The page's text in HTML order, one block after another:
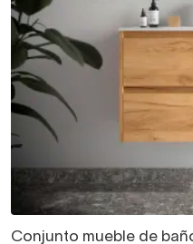
Conjunto mueble de